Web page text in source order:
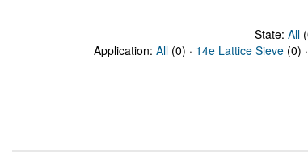
State: All
Application: All (0) · 14e Lattice Sieve (0) ·